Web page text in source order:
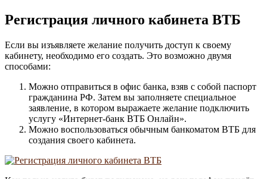
Регистрация личного кабинета ВТБ
Если вы изъявляете желание получить доступ к своему
кабинету, необходимо его создать. Это возможно двумя
способами:
Можно отправиться в офис банка, взяв с собой паспорт
гражданина РФ. Затем вы заполняете специальное
заявление, в котором выражаете желание подключить
услугу «Интернет-банк ВТБ Онлайн».
Можно воспользоваться обычным банкоматом ВТБ для
создания своего кабинета.